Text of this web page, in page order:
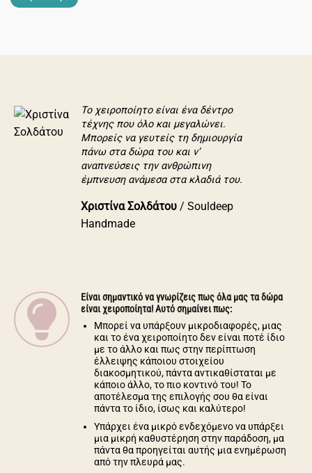
Το χειροποίητο είναι ένα δέντρο
τέχνης που όλο και μεγαλώνει.
Μπορείς να γευτείς τη δημιουργία
πάνω στα δώρα του και ν’
αναπνεύσεις την ανθρώπινη
έμπνευση ανάμεσα στα κλαδιά του.
Χριστίνα Σολδάτου / Souldeep
Handmade
Είναι σημαντικό να γνωρίζεις πως όλα μας τα δώρα
είναι χειροποίητα! Αυτό σημαίνει πως:
Μπορεί να υπάρξουν μικροδιαφορές, μιας
και το ένα χειροποίητο δεν είναι ποτέ ίδιο
με το άλλο και πως στην περίπτωση
έλλειψης κάποιου στοιχείου
διακοσμητικού, πάντα αντικαθίσταται με
κάποιο άλλο, το πιο κοντινό του! Το
αποτέλεσμα της επιλογής σου θα είναι
πάντα το ίδιο, ίσως και καλύτερο!
Υπάρχει ένα μικρό ενδεχόμενο να υπάρξει
μια μικρή καθυστέρηση στην παράδοση, μα
πάντα θα προηγείται αυτής μια ενημέρωση
από την πλευρά μας.